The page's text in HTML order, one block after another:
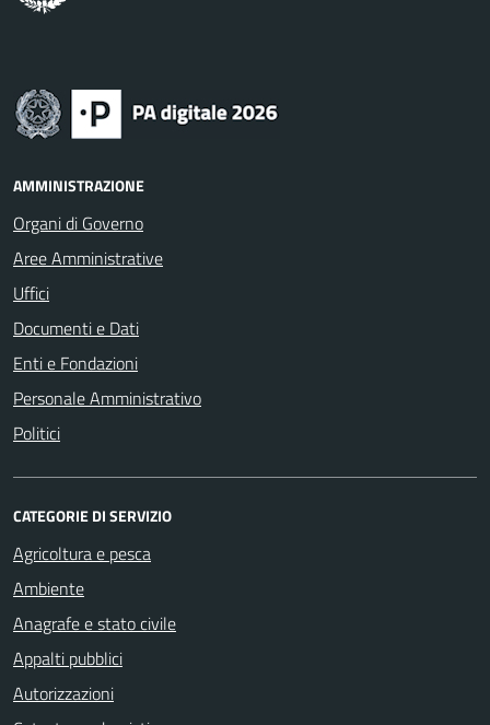
AMMINISTRAZIONE
Organi di Governo
Aree Amministrative
Uffici
Documenti e Dati
Enti e Fondazioni
Personale Amministrativo
Politici
CATEGORIE DI SERVIZIO
Agricoltura e pesca
Ambiente
Anagrafe e stato civile
Appalti pubblici
Autorizzazioni